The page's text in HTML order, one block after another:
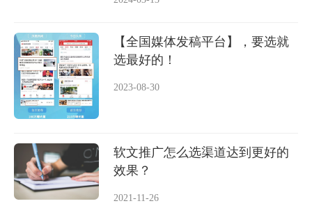
【全国媒体发稿平台】，要选就
选最好的！
2023-08-30
软文推广怎么选渠道达到更好的
效果？
2021-11-26